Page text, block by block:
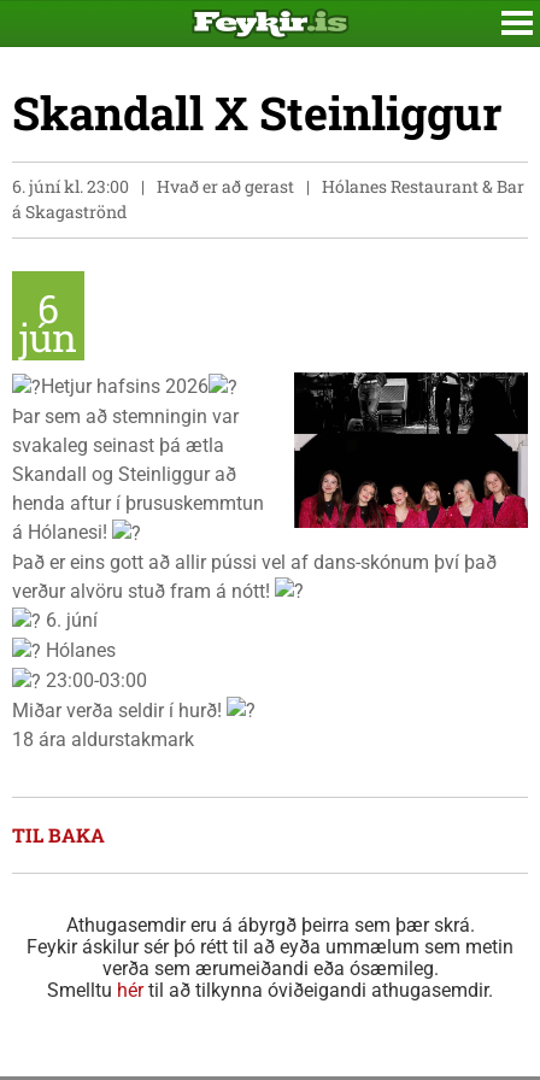
Skandall X Steinliggur
6. júní kl. 23:00 Hvað er að gerast
Hólanes Restaurant & Bar
á Skagaströnd
6
jún
Hetjur hafsins 2026
Þar sem að stemningin var
svakaleg seinast þá ætla
Skandall og Steinliggur að
henda aftur í þrususkemmtun
á Hólanesi!
Það er eins gott að allir pússi vel af dans-skónum því það
verður alvöru stuð fram á nótt!
6. júní
Hólanes
23:00-03:00
Miðar verða seldir í hurð!
18 ára aldurstakmark
TIL BAKA
Athugasemdir eru á ábyrgð þeirra sem þær skrá.
Feykir áskilur sér þó rétt til að eyða ummælum sem metin
verða sem ærumeiðandi eða ósæmileg.
Smelltu hértil að tilkynna óviðeigandi athugasemdir.